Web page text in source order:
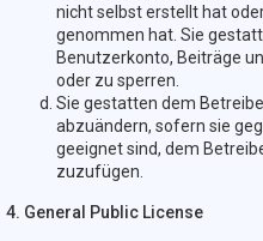
nicht selbst erstellt hat
genommen hat. Sie
Benutzerkonto, Beiträge
oder zu sperren.
Sie gestatten dem
abzuändern, sofern sie
geeignet sind, dem
zuzufügen.
4. General Public License